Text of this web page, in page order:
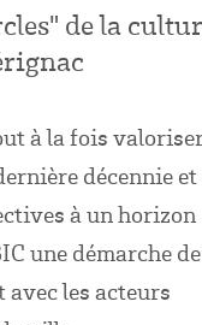
de la
à la fois
décennie et
à un horizon
une démarche de
avec les acteurs